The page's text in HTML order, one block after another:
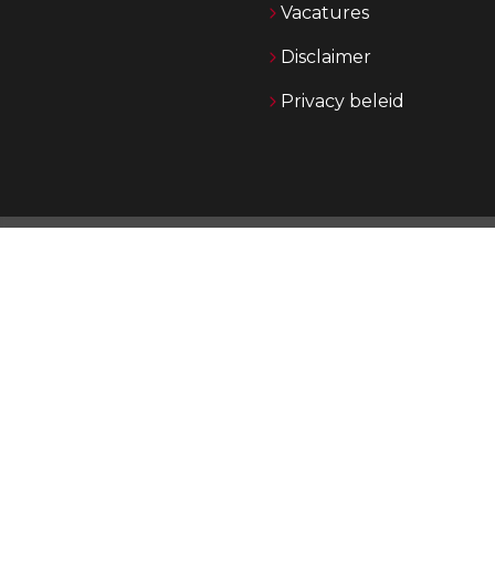
Vacatures
Disclaimer
Privacy beleid